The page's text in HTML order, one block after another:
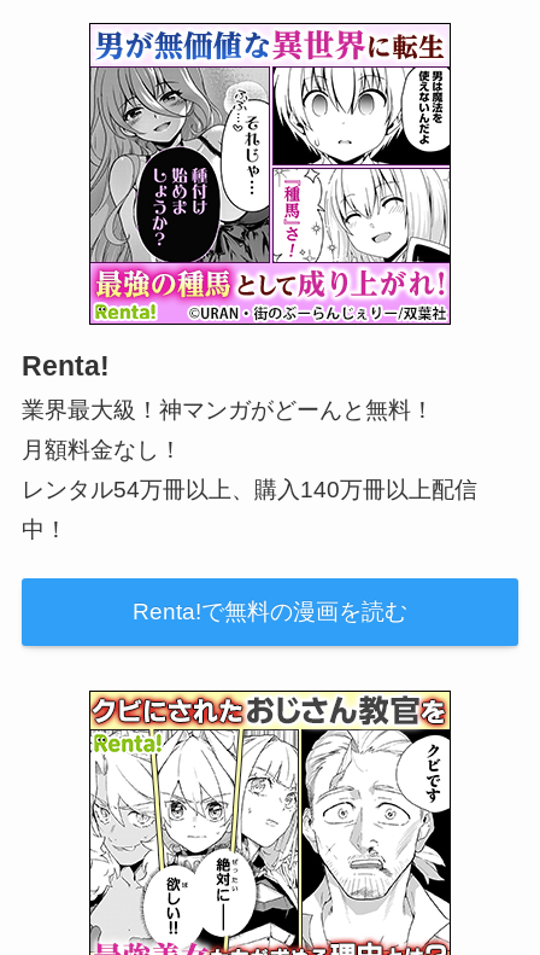
Renta!
業界最大級！神マンガがどーんと無料！
月額料金なし！
レンタル54万冊以上、購入140万冊以上配信
中！
Renta!で無料の漫画を読む